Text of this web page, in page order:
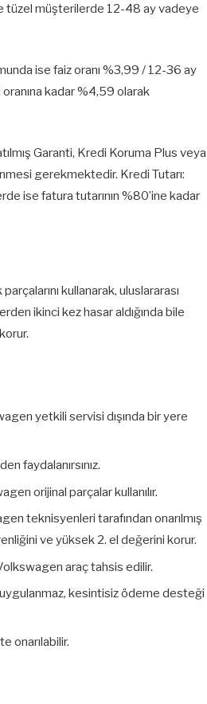
tüzel müşterilerde 12-48 ay vadeye
ise faiz oranı %3,99 / 12-36 ay
kadar %4,59 olarak
Garanti, Kredi Koruma Plus veya
gerekmektedir. Kredi Tutarı:
ise fatura tutarının %80’ine kadar
kullanarak, uluslararası
ikinci kez hasar aldığında bile
yetkili servisi dışında bir yere
faydalanırsınız.
orijinal parçalar kullanılır.
teknisyenleri tarafından onarılmış
ve yüksek 2. el değerini korur.
araç tahsis edilir.
uygulanmaz, kesintisiz ödeme desteği
onarılabilir.